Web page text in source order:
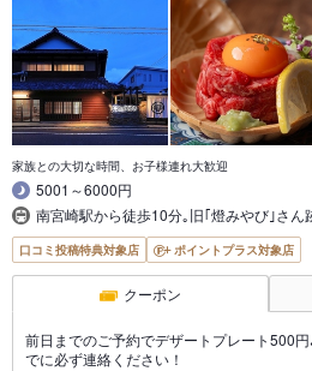
家族との大切な時間、お子様連れ大歓迎
5001～6000円
南宮崎駅から徒歩10分｡旧｢燈みやび｣さん
口コミ投稿特典対象店 ポイントプラス対象店
クーポン
前日までのご予約でデザートプレート500
でに必ず連絡ください！